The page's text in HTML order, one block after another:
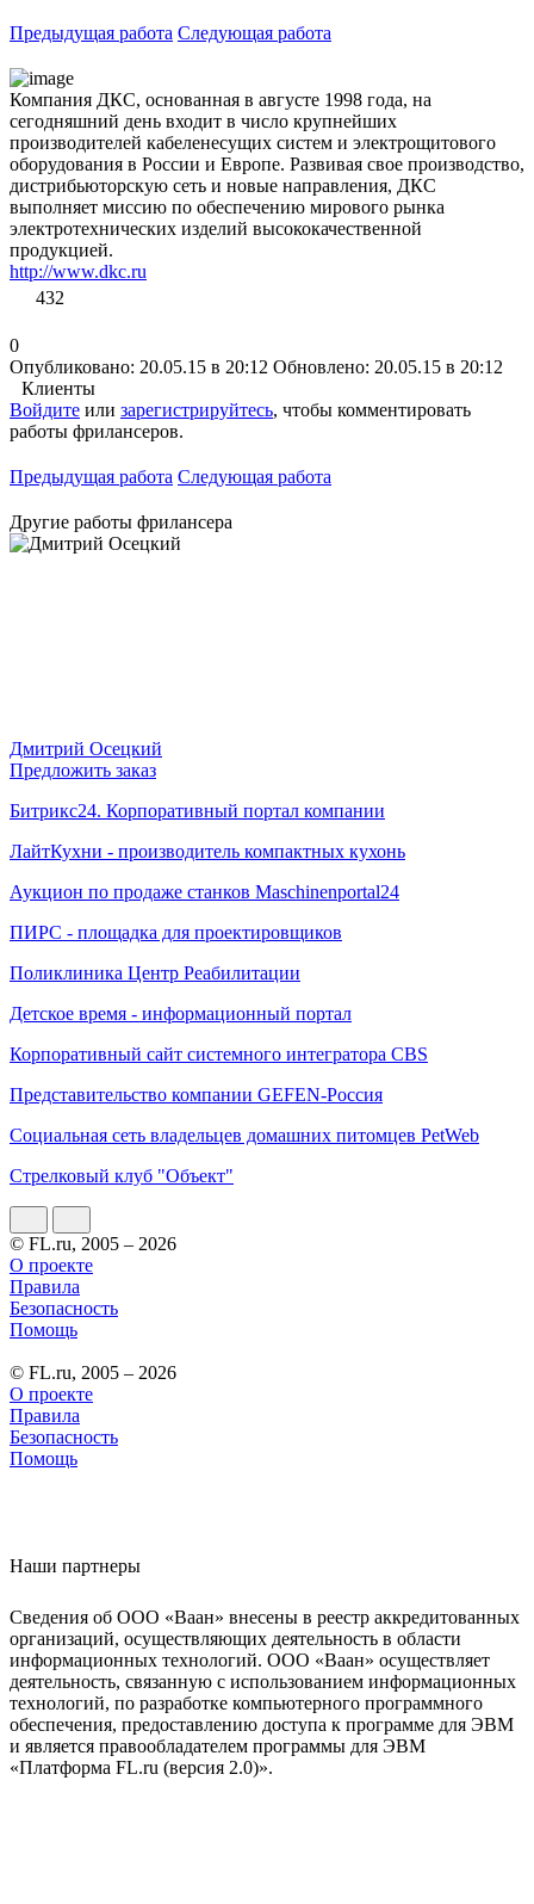
Предыдущая работа Следующая работа
Компания ДКС, основанная в августе 1998 года, на
сегодняшний день входит в число крупнейших
производителей кабеленесущих систем и электрощитового
оборудования в России и Европе. Развивая свое производство,
дистрибьюторскую сеть и новые направления, ДКС
выполняет миссию по обеспечению мирового рынка
электротехнических изделий высококачественной
продукцией.
http://www.dkc.ru
432
0
Опубликовано: 20.05.15 в 20:12 Обновлено: 20.05.15 в 20:12
Клиенты
Войдите или зарегистрируйтесь, чтобы комментировать
работы фрилансеров.
Предыдущая работа Следующая работа
Другие работы фрилансера
Дмитрий Осецкий
Предложить заказ
Битрикс24. Корпоративный портал компании
ЛайтКухни - производитель компактных кухонь
Аукцион по продаже станков Maschinenportal24
ПИРС - площадка для проектировщиков
Поликлиника Центр Реабилитации
Детское время - информационный портал
Корпоративный сайт системного интегратора CBS
Представительство компании GEFEN-Россия
Социальная сеть владельцев домашних питомцев PetWeb
Стрелковый клуб "Объект"
© FL.ru, 2005 – 2026
О проекте
Правила
Безопасность
Помощь
© FL.ru, 2005 – 2026
О проекте
Правила
Безопасность
Помощь
Наши партнеры
Сведения об ООО «Ваан» внесены в реестр аккредитованных
организаций, осуществляющих деятельность в области
информационных технологий. ООО «Ваан» осуществляет
деятельность, связанную с использованием информационных
технологий, по разработке компьютерного программного
обеспечения, предоставлению доступа к программе для ЭВМ
и является правообладателем программы для ЭВМ
«Платформа FL.ru (версия 2.0)».